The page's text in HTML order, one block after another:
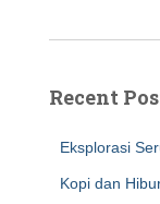
Recent
Eksplorasi
Kopi dan